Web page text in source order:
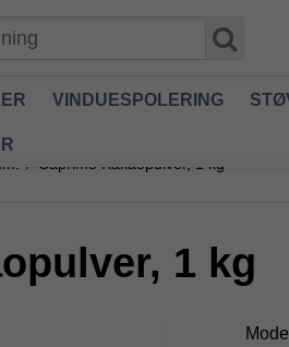
VINDUESPOLERING
/ Caprimo Kakaopulver, 1 kg
1 kg